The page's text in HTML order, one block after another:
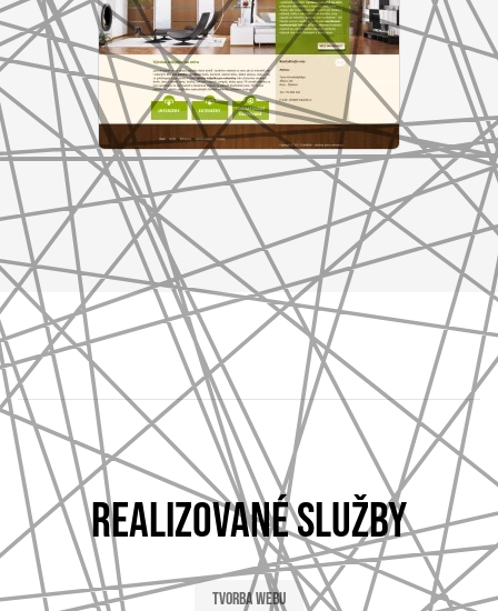
REALIZOVANÉ SLUŽBY
Tvorba webu